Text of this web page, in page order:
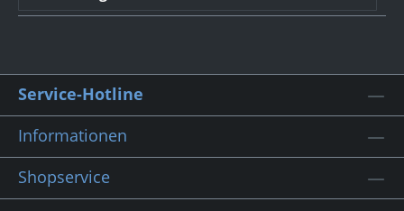
Service-Hotline
Informationen
Shopservice